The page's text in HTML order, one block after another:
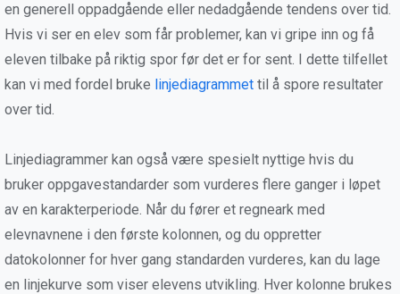
en generell oppadgående eller nedadgående tendens over tid.
Hvis vi ser en elev som får problemer, kan vi gripe inn og få
eleven tilbake på riktig spor før det er for sent. I dette tilfellet
kan vi med fordel bruke linjediagrammet til å spore resultater
over tid.
Linjediagrammer kan også være spesielt nyttige hvis du
bruker oppgavestandarder som vurderes flere ganger i løpet
av en karakterperiode. Når du fører et regneark med
elevnavnene i den første kolonnen, og du oppretter
datokolonner for hver gang standarden vurderes, kan du lage
en linjekurve som viser elevens utvikling. Hver kolonne brukes